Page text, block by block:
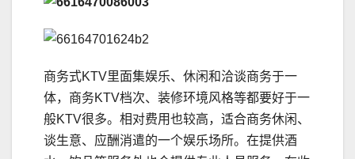
商务式KTV里面集娱乐、休闲和洽谈商务于一
体，商务KTV档次、装修环境风格等都要好于一
般KTV很多。相对费用也较高，适合商务休闲、
谈生意、应酬消遣的一个娱乐场所。在提供酒